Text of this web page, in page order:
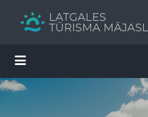
Tavs brīvdienu ceļvedis
Search
for:
for: